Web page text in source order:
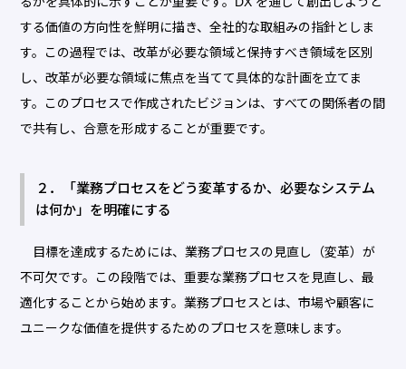
する価値の方向性を鮮明に描き、全社的な取組みの指針としま
す。この過程では、改革が必要な領域と保持すべき領域を区別
し、改革が必要な領域に焦点を当てて具体的な計画を立てま
す。このプロセスで作成されたビジョンは、すべての関係者の間
で共有し、合意を形成することが重要です。
２．「業務プロセスをどう変革するか、必要なシステム
は何か」を明確にする
目標を達成するためには、業務プロセスの見直し（変革）が
不可欠です。この段階では、重要な業務プロセスを見直し、最
適化することから始めます。業務プロセスとは、市場や顧客に
ユニークな価値を提供するためのプロセスを意味します。